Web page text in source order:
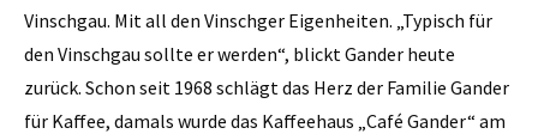
Vinschgau. Mit all den Vinschger Eigenheiten. „Typisch für
den Vinschgau sollte er werden“, blickt Gander heute
zurück. Schon seit 1968 schlägt das Herz der Familie Gander
für Kaffee, damals wurde das Kaffeehaus „Café Gander“ am